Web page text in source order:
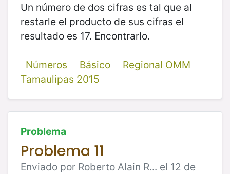
Un número de dos cifras es tal que al
restarle el producto de sus cifras el
resultado es 17. Encontrarlo.
Números Básico
Regional OMM
Tamaulipas 2015
Problema
Problema 11
Enviado por Roberto Alain R... el 12 de